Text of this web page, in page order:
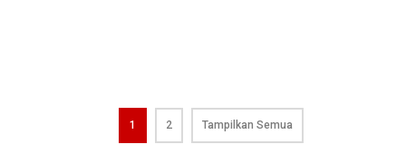
1 2 Tampilkan Semua